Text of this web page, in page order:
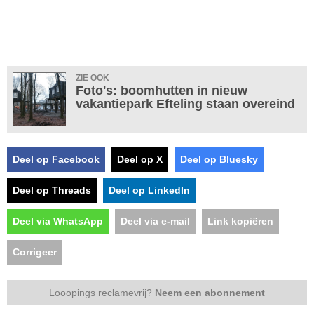
ZIE OOK
Foto's: boomhutten in nieuw
vakantiepark Efteling staan overeind
Deel op Facebook Deel op X Deel op Bluesky
Deel op Threads Deel op LinkedIn
Deel via WhatsApp Deel via e-mail Link kopiëren
Corrigeer
Looopings reclamevrij? Neem een abonnement